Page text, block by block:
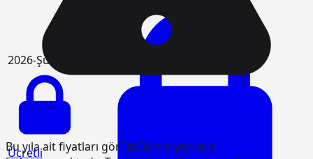
2026-Şubat
Ücretli
Bu yıla ait fiyatları görüntüleme yetkiniz